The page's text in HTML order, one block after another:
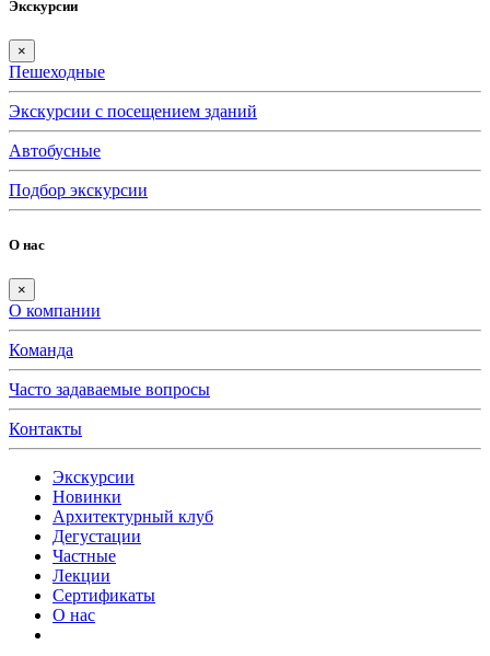
Экскурсии
×
Пешеходные
Экскурсии с посещением зданий
Автобусные
Подбор экскурсии
О нас
×
О компании
Команда
Часто задаваемые вопросы
Контакты
Экскурсии
Новинки
Архитектурный клуб
Дегустации
Частные
Лекции
Сертификаты
О нас